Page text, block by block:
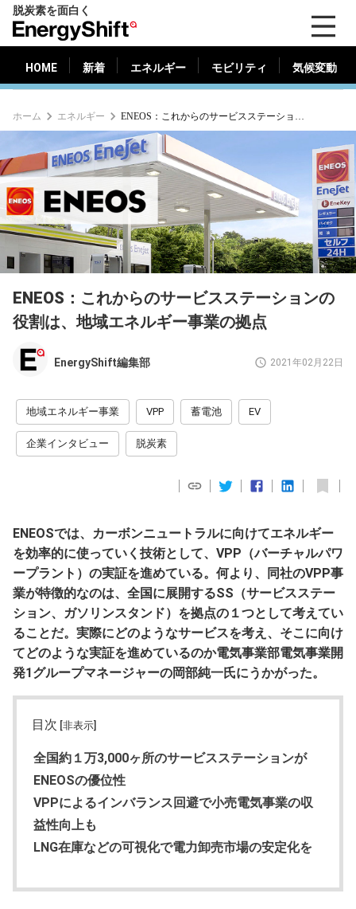
脱炭素を面白く
ナ
ジ
ー
フ
ト）
HOME 新着 エネルギー モビリティ 気候変動
新着 エネルギー 気候変動
ホーム エネルギー ENEOS：これからのサービスステーションの役割は、地域エネルギー事業の拠点
ENEOS：これからのサービスステーションの
役割は、地域エネルギー事業の拠点
EnergyShift編集部 2021年02月22日
地域エネルギー事業 VPP 蓄電池 EV
企業インタビュー 脱炭素
ENEOSでは、カーボンニュートラルに向けてエネルギー
を効率的に使っていく技術として、VPP（バーチャルパワ
ープラント）の実証を進めている。何より、同社のVPP事
業が特徴的なのは、全国に展開するSS（サービスステー
ション、ガソリンスタンド）を拠点の１つとして考えてい
ることだ。実際にどのようなサービスを考え、そこに向け
てどのような実証を進めているのか電気事業部電気事業開
発1グループマネージャーの岡部純一氏にうかがった。
目次 [非表示]
全国約１万3,000ヶ所のサービスステーションが
ENEOSの優位性
VPPによるインバランス回避で小売電気事業の収
益性向上も
LNG在庫などの可視化で電力卸売市場の安定化を